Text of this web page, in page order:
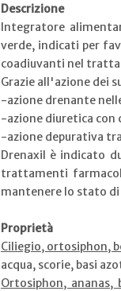
Descrizione
Integratore
verde, indicati per
coadiuvanti nel
Grazie all'azione dei
-azione drenante
-azione diuretica con
-azione depurativa
Drenaxil è indicato
trattamenti
mantenere lo stato
Proprietà
Ciliegio, ortosiphon,
acqua, scorie, basi
Ortosiphon,